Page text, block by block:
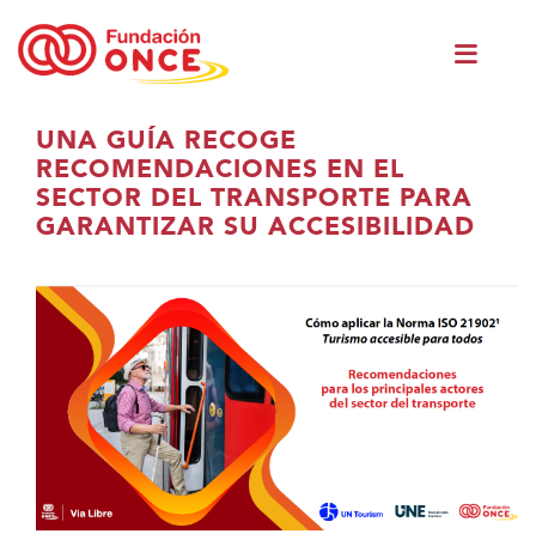
Estás
contido
principal
UNA GUÍA RECOGE
RECOMENDACIONES EN EL
SECTOR DEL TRANSPORTE PARA
GARANTIZAR SU ACCESIBILIDAD